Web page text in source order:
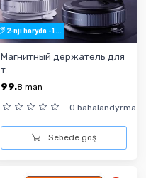
2-nji haryda -1...
Магнитный держатель для
т...
99.8 man
0 bahalandyrma
Sebede goş